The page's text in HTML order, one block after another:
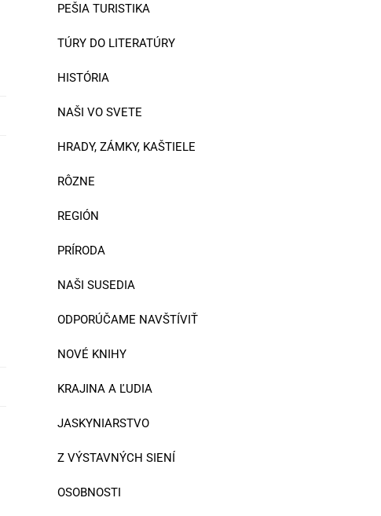
PEŠIA TURISTIKA
TÚRY DO LITERATÚRY
HISTÓRIA
NAŠI VO SVETE
HRADY, ZÁMKY, KAŠTIELE
RÔZNE
REGIÓN
PRÍRODA
NAŠI SUSEDIA
ODPORÚČAME NAVŠTÍVIŤ
NOVÉ KNIHY
KRAJINA A ĽUDIA
JASKYNIARSTVO
Z VÝSTAVNÝCH SIENÍ
OSOBNOSTI